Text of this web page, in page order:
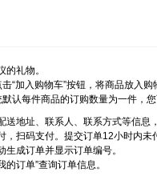
礼物。
“加入购物车”按钮，将商品放入
认每件商品的订购数量为一件，
地址、联系人、联系方式等信息
扫码支付。提交订单12小时内未
成订单并显示订单编号。
订单”查询订单信息。